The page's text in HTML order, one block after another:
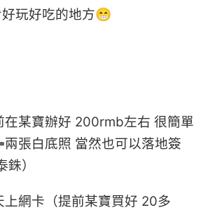
玩好吃的地方😁
在某寶辦好 200rmb左右 很簡單
張白底照 當然也可以落地簽
）
上網卡（提前某寶買好 20多